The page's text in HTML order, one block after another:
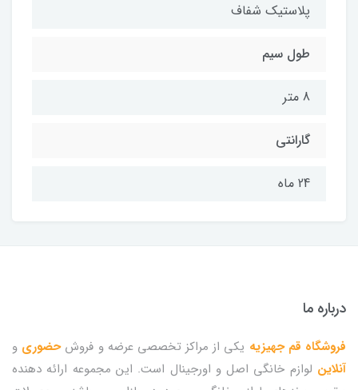
پلاستیک شفاف
طول سیم
8 متر
گارانتی
24 ماه
درباره ما
فروشگاه قم جهیزیه یکی از مراکز تخصصی عرضه و فروشحضوری و
آنلاین لوازم خانگی اصل و اورجینال است. این مجموعه ارائه دهنده